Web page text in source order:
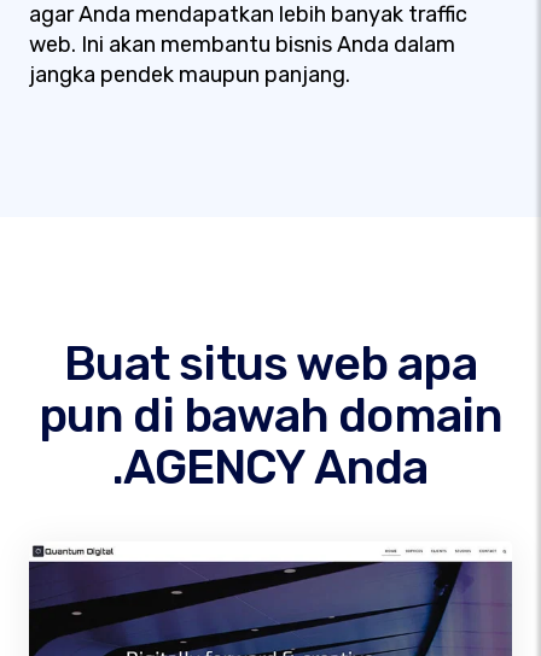
agar Anda mendapatkan lebih banyak traffic
web. Ini akan membantu bisnis Anda dalam
jangka pendek maupun panjang.
Buat situs web apa
pun di bawah domain
.AGENCY Anda